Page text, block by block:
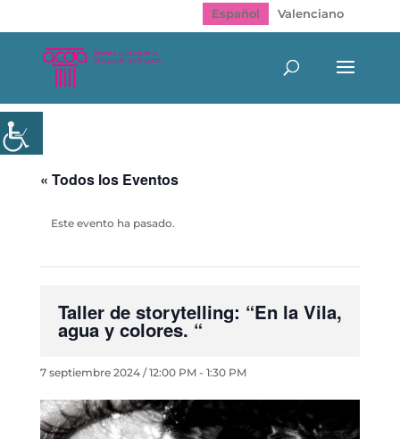
Español Valenciano
« Todos los Eventos
Este evento ha pasado.
Taller de storytelling: “En la Vila,
agua y colores. “
7 septiembre 2024 / 12:00 PM- 1:30 PM